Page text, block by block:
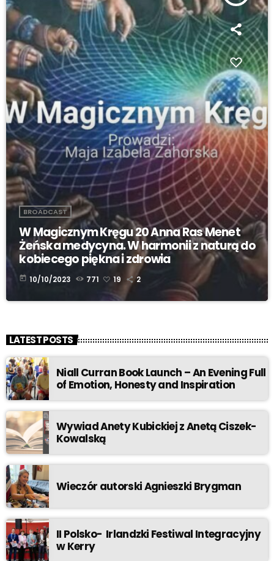
BROADCAST
W Magicznym Kręgu 20 Anna Ras Menet
Żeńska medycyna. W harmonii z naturą do
kobiecego piękna i zdrowia
today 10/10/2023 771 19 2
LATEST POSTS
Niall Curran Book Launch – An Evening Full
of Emotion, Honesty and Inspiration
Wywiad Anety Kubickiej z Anetą Ciszek-
Kowalską
Wieczór autorski Agnieszki Brygman
II Polsko- Irlandzki Festiwal Integracyjny
w Kerry